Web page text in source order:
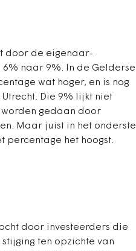
door de eigenaar-
naar 9%. In de Gelderse
wat hoger, en is nog
Die 9% lijkt niet
gedaan door
Maar juist in het onderste
percentage het hoogst.
door investeerders die
ten opzichte van